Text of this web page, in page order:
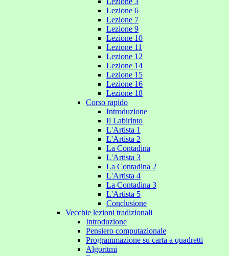
Lezione 6
Lezione 7
Lezione 9
Lezione 10
Lezione 11
Lezione 12
Lezione 14
Lezione 15
Lezione 16
Lezione 18
Corso rapido
Introduzione
Il Labirinto
L'Artista 1
L'Artista 2
La Contadina
L'Artista 3
La Contadina 2
L'Artista 4
La Contadina 3
L'Artista 5
Conclusione
Vecchie lezioni tradizionali
Introduzione
Pensiero computazionale
Programmazione su carta a quadretti
Algoritmi